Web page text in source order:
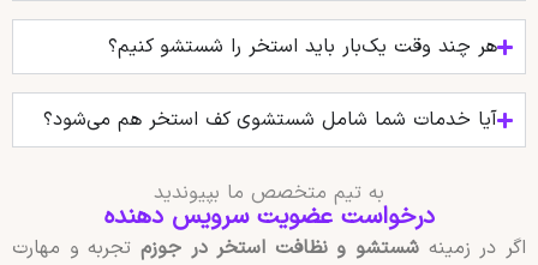
هر چند وقت یک‌بار باید استخر را شستشو کنیم؟
آیا خدمات شما شامل شستشوی کف استخر هم می‌شود؟
به تیم متخصص ما بپیوندید
درخواست عضویت سرویس دهنده
اگر در زمینه شستشو و نظافت استخر در جوزمتجربه و مهارت